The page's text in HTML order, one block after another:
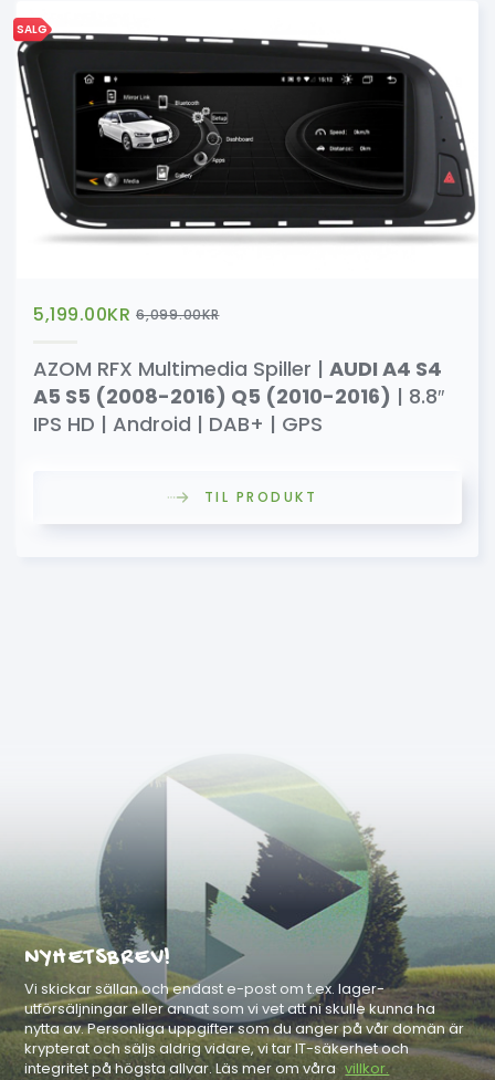
SALG
5,199.00KR 6,099.00KR
AZOM RFX Multimedia Spiller | AUDI A4 S4
A5 S5 (2008-2016) Q5 (2010-2016) | 8.8″
IPS HD | Android | DAB+ | GPS
TIL PRODUKT
NYHETSBREV!
Vi skickar sällan och endast e-post om t.ex. lager-
utförsäljningar eller annat som vi vet att ni skulle kunna ha
nytta av. Personliga uppgifter som du anger på vår domän är
krypterat och säljs aldrig vidare, vi tar IT-säkerhet och
integritet på högsta allvar. Läs mer om våra villkor.